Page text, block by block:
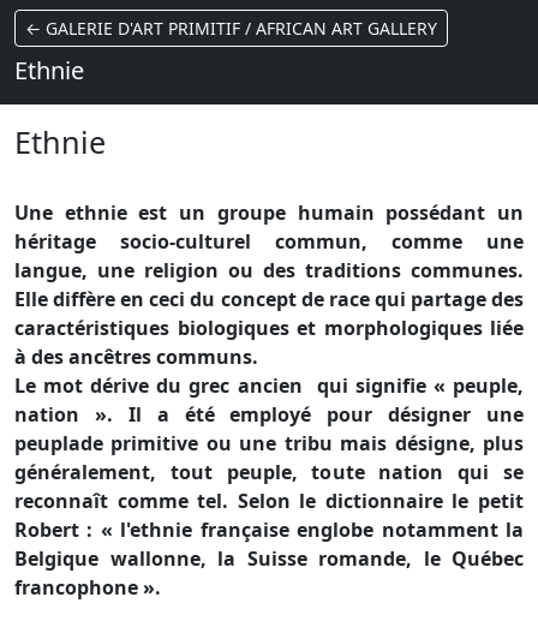
← GALERIE D'ART PRIMITIF / AFRICAN ART GALLERY
Ethnie
Ethnie
Une ethnie est un groupe humain possédant un
héritage socio-culturel commun, comme une
langue, une religion ou des traditions communes.
Elle diffère en ceci du concept de race qui partage des
caractéristiques biologiques et morphologiques liée
à des ancêtres communs.
Le mot dérive du grec ancien qui signifie « peuple,
nation ». Il a été employé pour désigner une
peuplade primitive ou une tribu mais désigne, plus
généralement, tout peuple, toute nation qui se
reconnaît comme tel. Selon le dictionnaire le petit
Robert : « l'ethnie française englobe notamment la
Belgique wallonne, la Suisse romande, le Québec
francophone ».